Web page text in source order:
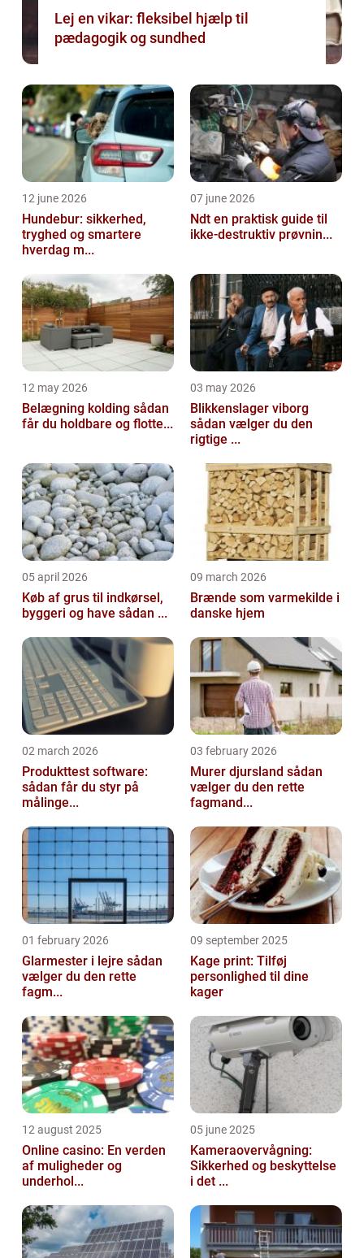
Lej en vikar: fleksibel hjælp til
pædagogik og sundhed
12 june 2026
Hundebur: sikkerhed,
tryghed og smartere
hverdag m...
07 june 2026
Ndt en praktisk guide til
ikke-destruktiv prøvnin...
12 may 2026
Belægning kolding sådan
får du holdbare og flotte...
03 may 2026
Blikkenslager viborg
sådan vælger du den
rigtige ...
05 april 2026
Køb af grus til indkørsel,
byggeri og have sådan ...
09 march 2026
Brænde som varmekilde i
danske hjem
02 march 2026
Produkttest software:
sådan får du styr på
målinge...
03 february 2026
Murer djursland sådan
vælger du den rette
fagmand...
01 february 2026
Glarmester i lejre sådan
vælger du den rette
fagm...
09 september 2025
Kage print: Tilføj
personlighed til dine
kager
12 august 2025
Online casino: En verden
af muligheder og
underhol...
05 june 2025
Kameraovervågning:
Sikkerhed og beskyttelse
i det ...